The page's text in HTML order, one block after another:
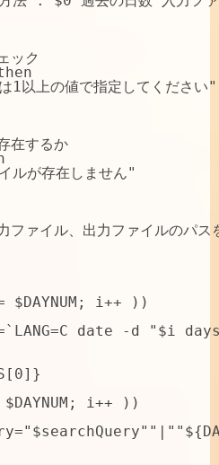
ック
在するか
ファイル、出力ファイルのパス
i++ ))
i++ ))